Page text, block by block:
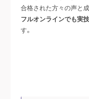
合格された方々の声と
フルオンラインでも実
す。